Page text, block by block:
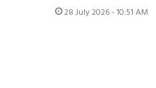
28 July 2026 - 10:51 AM